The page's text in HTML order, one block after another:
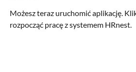
Możesz teraz uruchomić aplikację.
rozpocząć pracę z systemem HRnest.